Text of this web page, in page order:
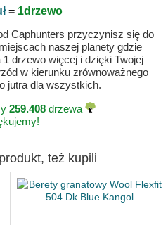
= 1drzewo
Caphunters przyczynisz się do
naszej planety gdzie
drzewo więcej i dzięki Twojej
w kierunku zrównoważnego
jutra dla wszystkich.
259.408drzewa
też kupili